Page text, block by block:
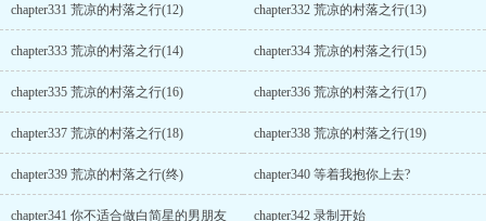
chapter331 荒凉的村落之行(12) chapter332 荒凉的村落之行(13)
chapter333 荒凉的村落之行(14) chapter334 荒凉的村落之行(15)
chapter335 荒凉的村落之行(16) chapter336 荒凉的村落之行(17)
chapter337 荒凉的村落之行(18) chapter338 荒凉的村落之行(19)
chapter339 荒凉的村落之行(终) chapter340 等着我抱你上去?
chapter341 你不适合做白简星的男朋友 chapter342 录制开始